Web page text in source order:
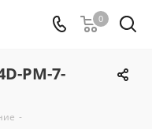
0
PM-7-
-